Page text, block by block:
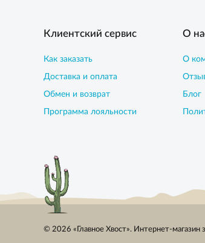
Клиентский сервис
Как заказать
Доставка и оплата
Обмен и возврат
Программа лояльности
О
О
Блог
© 2026 «Главное Хвост». Интернет-магазин